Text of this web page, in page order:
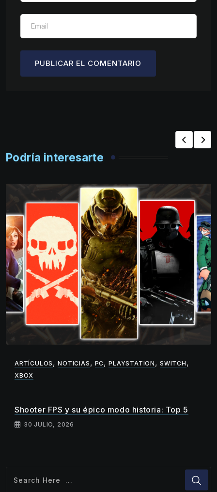
Podría interesarte
ARTÍCULOS ,NOTICIAS , PC,PLAYSTATION ,SWITCH ,
XBOX
Shooter FPS y su épico modo historia: Top 5
30 JULIO, 2026